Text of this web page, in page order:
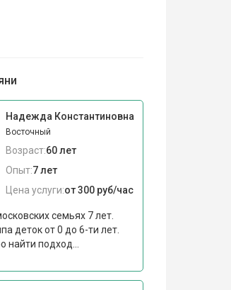
Надежда Константиновна
Восточный
Возраст:60 лет
Опыт:7 лет
Цена услуги:от 300 руб/час
семьях 7 лет.
деток от 0 до 6-ти лет.
найти подход...